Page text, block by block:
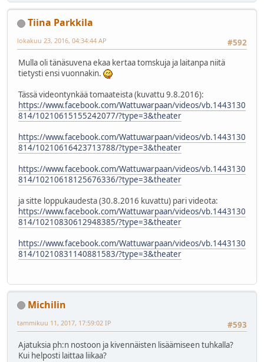
Tiina Parkkila
#592
lokakuu 23, 2016, 04:34:44 AP
Mulla oli tänäsuvena ekaa kertaa tomskuja ja laitanpa niitä
tietysti ensi vuonnakin.
Tässä videontynkää tomaateista (kuvattu 9.8.2016):
https://www.facebook.com/Wattuwarpaan/videos/vb.1443130
814/10210615155242077/?type=3&theater
https://www.facebook.com/Wattuwarpaan/videos/vb.1443130
814/10210616423713788/?type=3&theater
https://www.facebook.com/Wattuwarpaan/videos/vb.1443130
814/10210618125676336/?type=3&theater
ja sitte loppukaudesta (30.8.2016 kuvattu) pari videota:
https://www.facebook.com/Wattuwarpaan/videos/vb.1443130
814/10210830612948385/?type=3&theater
https://www.facebook.com/Wattuwarpaan/videos/vb.1443130
814/10210831140881583/?type=3&theater
Michilin
#593
tammikuu 11, 2017, 17:59:02 IP
Ajatuksia ph:n nostoon ja kivennäisten lisäämiseen tuhkalla?
Kui helposti laittaa liikaa?